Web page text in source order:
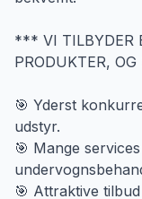
*** VI TILBYDER
PRODUKTER, OG
🎯 Yderst
udstyr.
🎯 Mange
🎯 Attraktive